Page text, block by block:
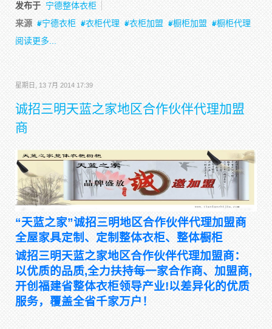
发布于 宁德整体衣柜
来源
宁德衣柜 衣柜代理 衣柜加盟 橱柜加盟
橱柜代理
阅读更多...
星期日, 13 7月 2014 17:39
诚招三明天蓝之家地区合作伙伴代理加盟
商
“天蓝之家”诚招三明地区合作伙伴代理加盟商
全屋家具定制、定制整体衣柜、整体橱柜
诚招三明天蓝之家地区合作伙伴代理加盟商：
以优质的品质,全力扶持每一家合作商、加盟商,
开创福建省整体衣柜领导产业!以差异化的优质
服务，覆盖全省千家万户！